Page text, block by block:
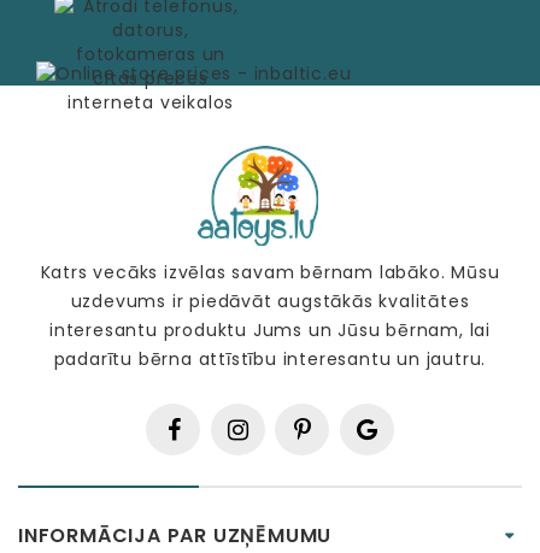
Katrs vecāks izvēlas savam bērnam labāko. Mūsu
uzdevums ir piedāvāt augstākās kvalitātes
interesantu produktu Jums un Jūsu bērnam, lai
padarītu bērna attīstību interesantu un jautru.
INFORMĀCIJA PAR UZŅĒMUMU